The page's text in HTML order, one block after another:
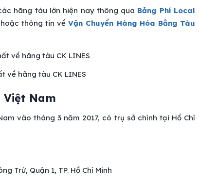
hãng tàu lớn hiện nay thông qua Bảng Phí Local
hoặc thông tin vềVận Chuyển Hàng Hóa Bằng Tàu
về hãng tàu CK LINES
Việt Nam
vào tháng 3 năm 2017, có trụ sở chính tại Hồ Chí
Trứ, Quận 1, TP. Hồ Chí Minh